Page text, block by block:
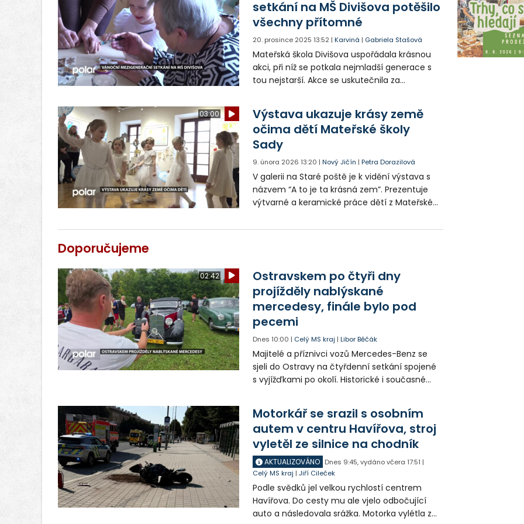
setkání na MŠ Divišova potěšilo
všechny přítomné
20. prosince 2025 13:52 |Karviná | Gabriela Stašová
Mateřská škola Divišova uspořádala krásnou
akci, při níž se potkala nejmladší generace s
tou nejstarší. Akce se uskutečnila za
03:00
Výstava ukazuje krásy země
očima dětí Mateřské školy
Sady
9. února 2026 13:20 |Nový Jičín |Petra Dorazilová
V galerii na Staré poště je k vidění výstava s
názvem “A to je ta krásná zem”. Prezentuje
výtvarné a keramické práce dětí z Mateřské
Doporučujeme
02:42
Ostravskem po čtyři dny
projížděly nablýskané
mercedesy, finále bylo pod
pecemi
Dnes 10:00 | Celý MS kraj |Libor Běčák
Majitelé a příznivci vozů Mercedes-Benz se
sjeli do Ostravy na čtyřdenní setkání spojené
s vyjížďkami po okolí. Historické i současné
Motorkář se srazil s osobním
autem v centru Havířova, stroj
vyletěl ze silnice na chodník
AKTUALIZOVÁNO Dnes 9:45,vydáno včera 17:51 |
Celý MS kraj |Jiří Cileček
Podle svědků jel velkou rychlostí centrem
Havířova. Do cesty mu ale vjelo odbočující
auto a následovala srážka. Motorka vylétla ze